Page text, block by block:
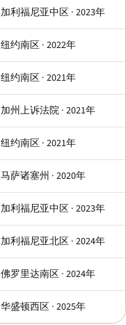
加利福尼亚中区 · 2023年
纽约南区 · 2022年
纽约南区 · 2021年
加州上诉法院 · 2021年
纽约南区 · 2021年
马萨诸塞州 · 2020年
加利福尼亚中区 · 2023年
加利福尼亚北区 · 2024年
佛罗里达南区 · 2024年
华盛顿西区 · 2025年